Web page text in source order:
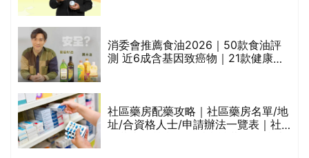
消委會推薦食油2026｜50款食油評
測 近6成含基因致癌物｜21款健康煮
社區藥房配藥攻略｜社區藥房名單/地
址/合資格人士/申請辦法一覽表｜社